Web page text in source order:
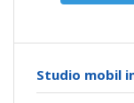
Studio mobil